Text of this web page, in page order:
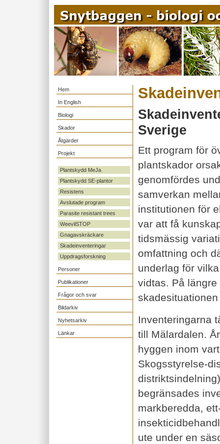
Hem
In English
Biologi
Skador
Åtgärder
Projekt
Plantskydd MeJa
Plantskydd SE-plantor
Resistens
Avslutade program
Parasite resistant trees
WeevilSTOP
Gnagavskräckare
Skadeinventeringar
Uppdragsforskning
Personer
Publikationer
Frågor och svar
Bildarkiv
Nyhetsarkiv
Länkar
Sverige
Ett program för
plantskador
genomfördes
samverkan
institutionen för
var att få
tidsmässig
omfattning och
underlag för
vidtas. På
Inventeringarna
till Mälardalen.
hyggen inom
Skogsstyrelse-
begränsades
markberedda,
ute under en